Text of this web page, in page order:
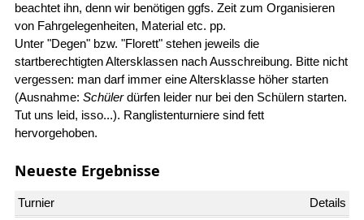
beachtet ihn, denn wir benötigen ggfs. Zeit zum Organisieren
von Fahrgelegenheiten, Material etc. pp.
Unter "Degen" bzw. "Florett" stehen jeweils die
startberechtigten Altersklassen nach Ausschreibung. Bitte nicht
vergessen: man darf immer eine Altersklasse höher starten
(Ausnahme: Schülerdürfen leider nur bei den Schülern starten.
Tut uns leid, isso...). Ranglistenturniere sind fett
hervorgehoben.
Neueste Ergebnisse